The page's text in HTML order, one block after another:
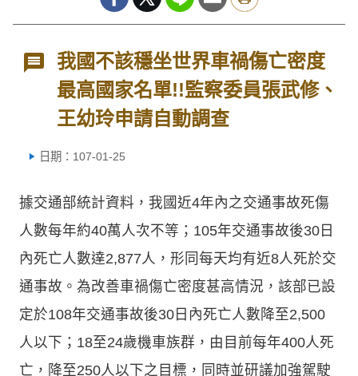
我國不該穩坐世界車禍傷亡密度
最高國家名單!!監察委員張武修、
王幼玲申請自動調查
日期：107-01-25
據交通部統計資料，我國近4年內之交通事故死傷
人數每年約40萬人次不等；105年交通事故後30日
內死亡人數達2,877人，形同每天均有近8人死於交
通事故。為改善車禍傷亡密度甚高情況，該部已設
定於108年交通事故後30日內死亡人數降至2,500
人以下；18至24歲機車族群，由目前每年400人死
亡，降至250人以下之目標，同時並研議加強駕駛